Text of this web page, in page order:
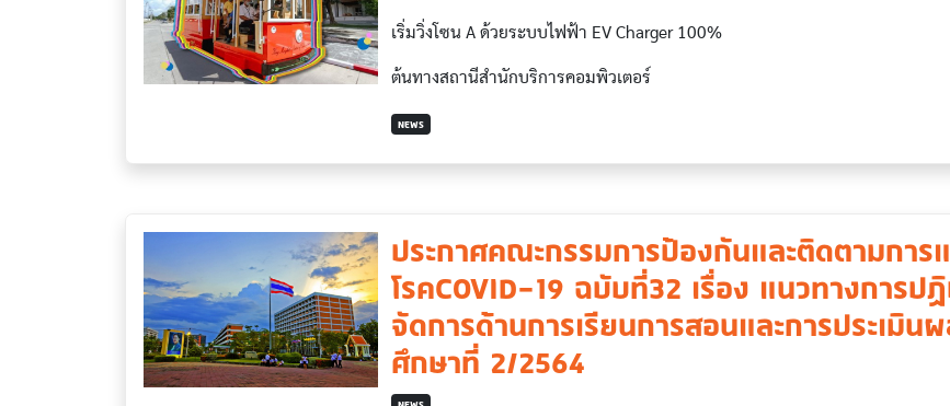
เริ่มวิ่งโซน A ด้วยระบบไฟฟ้า EV Charger 100%
ต้นทางสถานีสำนักบริการคอมพิวเตอร์
NEWS
ประกาศคณะกรรมการป้องกันและติดตามการ
โรคCOVID-19 ฉบับที่32 เรื่อง แนวทางการป
จัดการด้านการเรียนการสอนและการประเมิน
ศึกษาที่ 2/2564